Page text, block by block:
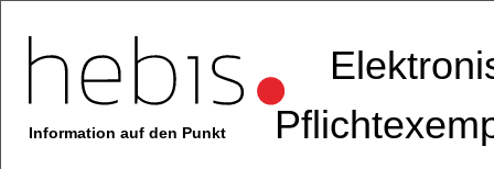
Information auf den Punkt